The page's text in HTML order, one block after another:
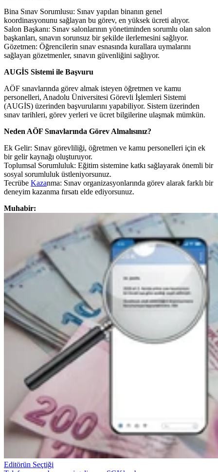
Bina Sınav Sorumlusu: Sınav yapılan binanın genel
koordinasyonunu sağlayan bu görev, en yüksek ücreti alıyor.
Salon Başkanı: Sınav salonlarının yönetiminden sorumlu olan salon
başkanları, sınavın sorunsuz bir şekilde ilerlemesini sağlıyor.
Gözetmen: Öğrencilerin sınav esnasında kurallara uymalarını
sağlayan gözetmenler, sınavın güvenliğini sağlıyor.
AUGİS Sistemi ile Başvuru
AÖF sınavlarında görev almak isteyen öğretmen ve kamu
personelleri, Anadolu Üniversitesi Görevli İşlemleri Sistemi
(AUGİS) üzerinden başvurularını yapabiliyor. Sistem üzerinden
sınav tarihleri, görev yerleri ve ücret bilgilerine ulaşmak mümkün.
Neden AÖF Sınavlarında Görev Almalısınız?
Ek Gelir: Sınav görevliliği, öğretmen ve kamu personelleri için ek
bir gelir kaynağı oluşturuyor.
Toplumsal Sorumluluk: Eğitim sistemine katkı sağlayarak önemli bir
sosyal sorumluluk üstleniyorsunuz.
Tecrübe Kazanma: Sınav organizasyonlarında görev alarak farklı bir
deneyim kazanma fırsatı elde ediyorsunuz.
Muhabir:
Editörün Seçtiği